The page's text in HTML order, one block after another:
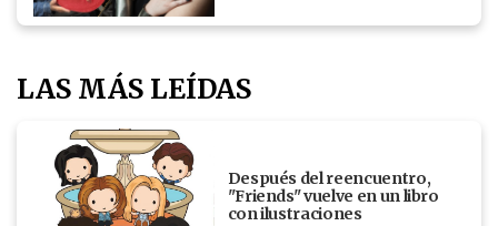
LAS MÁS LEÍDAS
Después del reencuentro,
"Friends" vuelve en un libro
con ilustraciones